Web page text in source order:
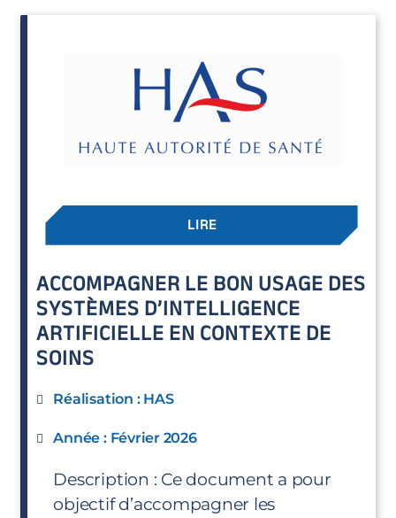
LIRE
ACCOMPAGNER LE BON USAGE DES
SYSTÈMES D’INTELLIGENCE
ARTIFICIELLE EN CONTEXTE DE
SOINS
Réalisation : HAS
Année : Février 2026
Description : Ce document a pour
objectif d’accompagner les